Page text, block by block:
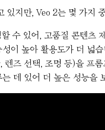
지만, Veo 2는 몇 가지
수 있어, 고품질 콘텐츠
이 높아 활용도가 더 넓습
즈 선택, 조명 등)을 프
데 있어 더 높은 성능을